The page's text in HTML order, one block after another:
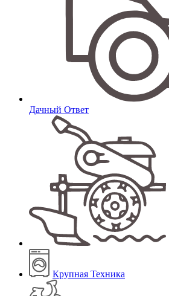
Дачный Ответ
Крупная Техника